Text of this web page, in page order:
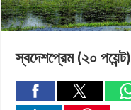
স্বদেশপ্রেম (২০ পয়েন্ট)